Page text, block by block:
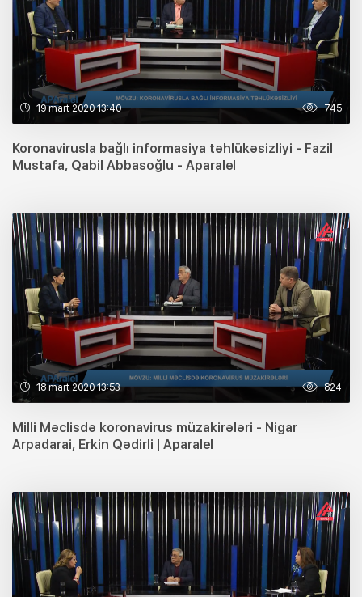
19 mart 2020 13:40 745
Koronavirusla bağlı informasiya təhlükəsizliyi - Fazil
Mustafa, Qabil Abbasoğlu - Aparalel
18 mart 2020 13:53 824
Milli Məclisdə koronavirus müzakirələri - Nigar
Arpadarai, Erkin Qədirli | Aparalel